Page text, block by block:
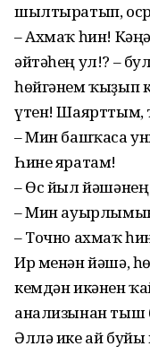
шылтыратып,
– Ахмаҡ һин!
әйтәһең ул!? –
һөйгәнем ҡыҙып
үтен! Шаярттым,
– Мин башҡаса
Һине яратам!
– Өс йыл
– Мин
– Точно ахмаҡ
Ир менән йәшә,
кемдән икәнен
анализынан тыш
Әллә ике ай